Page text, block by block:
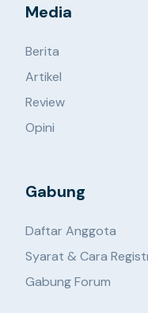
Media
Berita
Artikel
Review
Opini
Gabung
Daftar Anggota
Syarat & Cara
Gabung Forum